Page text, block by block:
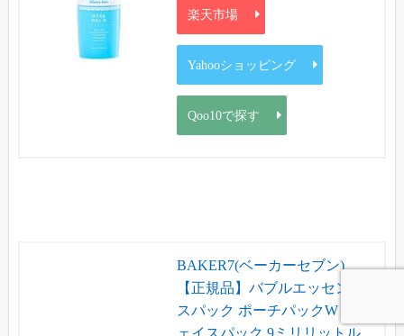
楽天市場
Yahooショッピング
Qoo10で探す
BAKER7(ベーカーセブン)
【正規品】バブルエッセン
スパック ポーチパックW フ
ェイスパック 9ミリリットル